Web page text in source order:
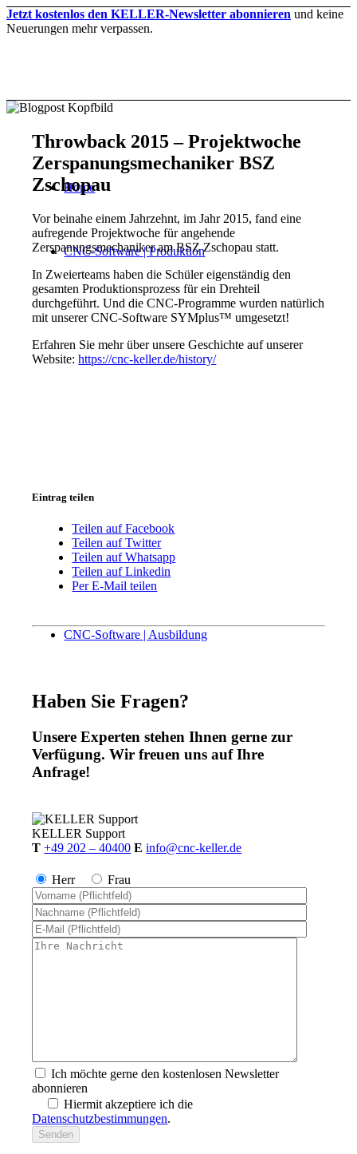
Jetzt kostenlos den KELLER-Newsletter abonnieren und keine
Neuerungen mehr verpassen.
Home
CNC-Software | Produktion
CNC-Software | Ausbildung
Throwback 2015 – Projektwoche
Zerspanungsmechaniker BSZ
Zschopau
Vor beinahe einem Jahrzehnt, im Jahr 2015, fand eine
aufregende Projektwoche für angehende
Zerspanungsmechaniker am BSZ Zschopau statt.
In Zweierteams haben die Schüler eigenständig den
gesamten Produktionsprozess für ein Drehteil
durchgeführt. Und die CNC-Programme wurden natürlich
mit unserer CNC-Software SYMplus™ umgesetzt!
Erfahren Sie mehr über unsere Geschichte auf unserer
Website:https://cnc-keller.de/history/
Eintrag teilen
Teilen auf Facebook
Teilen auf Twitter
Teilen auf Whatsapp
Teilen auf Linkedin
Per E-Mail teilen
Haben Sie Fragen?
Unsere Experten stehen Ihnen gerne zur
Verfügung. Wir freuen uns auf Ihre
Anfrage!
KELLER Support
T +49 202 – 40400 E info@cnc-keller.de
Herr Frau
Ich möchte gerne den kostenlosen Newsletter
abonnieren
Hiermit akzeptiere ich die
Datenschutzbestimmungen.